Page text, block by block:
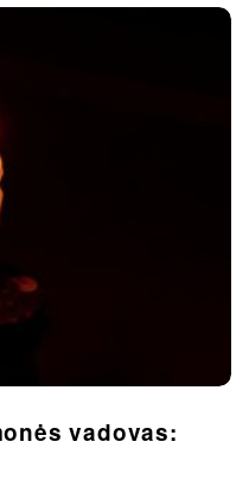
vadovas: